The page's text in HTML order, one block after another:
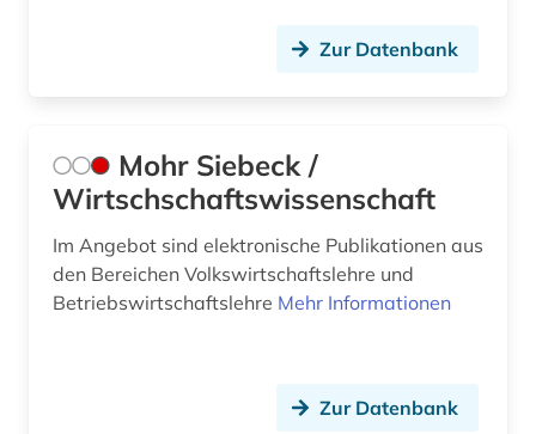
Zur Datenbank
Mohr Siebeck /
Wirtschschaftswissenschaft
Im Angebot sind elektronische Publikationen aus
den Bereichen Volkswirtschaftslehre und
Betriebswirtschaftslehre Mehr Informationen
Zur Datenbank